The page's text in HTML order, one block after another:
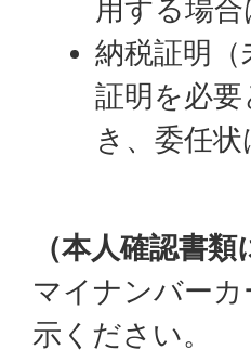
用する場
納税証明
証明を必
き、委任状
（本人確認書類
マイナンバー
示ください。